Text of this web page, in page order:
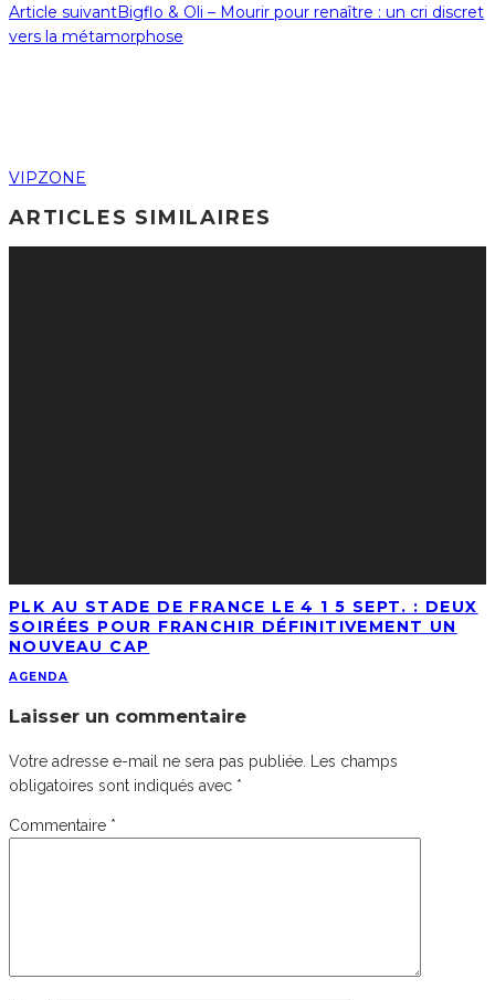
Article suivantBigflo & Oli – Mourir pour renaître : un cri discret
vers la métamorphose
VIPZONE
ARTICLES SIMILAIRES
PLK AU STADE DE FRANCE LE 4 1 5 SEPT. : DEUX
SOIRÉES POUR FRANCHIR DÉFINITIVEMENT UN
NOUVEAU CAP
AGENDA
Laisser un commentaire
Votre adresse e-mail ne sera pas publiée.
Les champs
obligatoires sont indiqués avec *
Commentaire *